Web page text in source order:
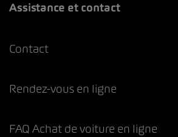
Assistance et contact
Contact
Rendez-vous en ligne
FAQ Achat de voiture en ligne